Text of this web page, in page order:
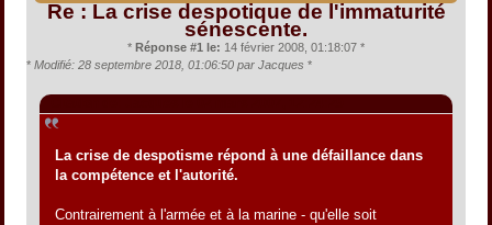
Re : La crise despotique de l'immaturité
sénescente.
* Réponse #1 le: 14 février 2008, 01:18:07 *
* Modifié: 28 septembre 2018, 01:06:50 par Jacques *
La crise de despotisme répond à une défaillance dans
la compétence et l'autorité.
Contrairement à l'armée et à la marine - qu'elle soit